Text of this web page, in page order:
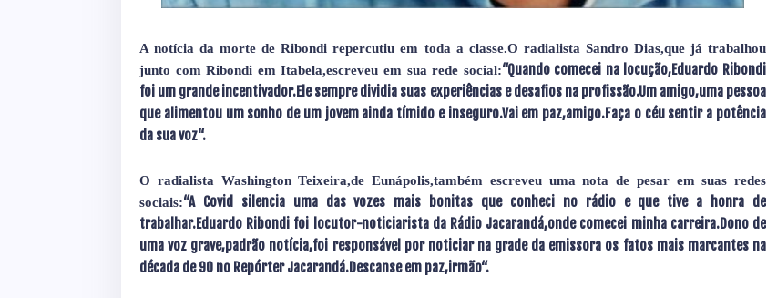
A notícia da morte de Ribondi repercutiu em toda a classe.O radialista Sandro Dias,que já trabalhou
junto com Ribondi em Itabela,escreveu em sua rede social:“Quando comecei na locução,Eduardo Ribondi
foi um grande incentivador.Ele sempre dividia suas experiências e desafios na profissão.Um amigo,uma pessoa
que alimentou um sonho de um jovem ainda tímido e inseguro.Vai em paz,amigo.Faça o céu sentir a potência
da sua voz“.
O radialista Washington Teixeira,de Eunápolis,também escreveu uma nota de pesar em suas redes
sociais:“A Covid silencia uma das vozes mais bonitas que conheci no rádio e que tive a honra de
trabalhar.Eduardo Ribondi foi locutor-noticiarista da Rádio Jacarandá,onde comecei minha carreira.Dono de
uma voz grave,padrão notícia,foi responsável por noticiar na grade da emissora os fatos mais marcantes na
década de 90 no Repórter Jacarandá.Descanse em paz,irmão“.